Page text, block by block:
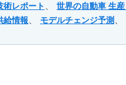
術レポート 、 世界の自動車 生
給情報、 モデルチェンジ予測、